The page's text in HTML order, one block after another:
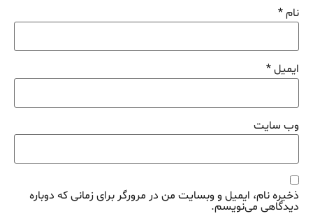
نام*
ایمیل*
وب‌ سایت
ذخیره نام، ایمیل و وبسایت من در مرورگر برای زمانی که دوباره
دیدگاهی می‌نویسم.